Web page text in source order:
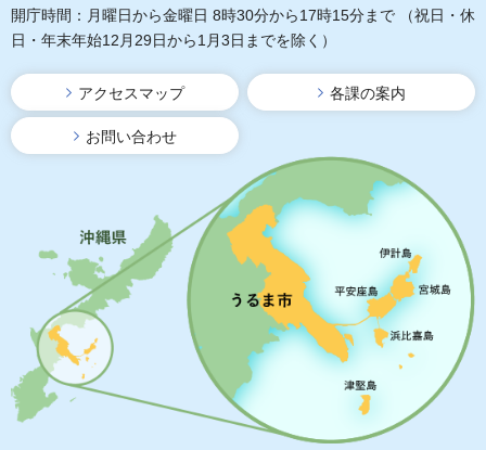
開庁時間：月曜日から金曜日 8時30分から17時15分まで
（祝日・休
日・年末年始12月29日から1月3日までを除く）
アクセスマップ 各課の案内
お問い合わせ